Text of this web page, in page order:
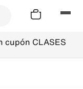
cupón CLASES